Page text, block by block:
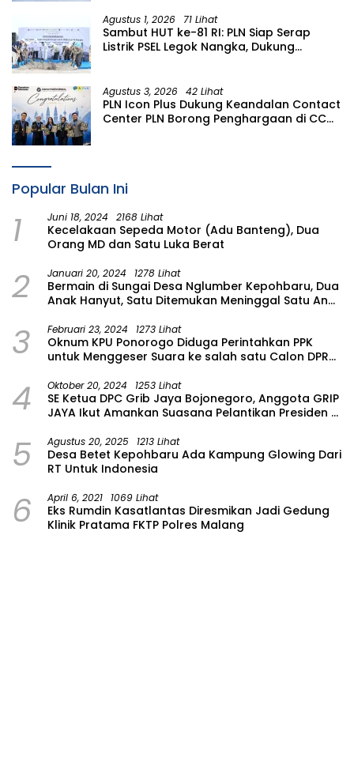
Agustus 1, 2026 71 Lihat
Sambut HUT ke-81 RI: PLN Siap Serap
Listrik PSEL Legok Nangka, Dukung
Agustus 3, 2026 42 Lihat
PLN Icon Plus Dukung Keandalan Contact
Center PLN Borong Penghargaan di CCW
Popular Bulan Ini
1 Juni 18, 2024 2168 Lihat
Kecelakaan Sepeda Motor (Adu Banteng), Dua
Orang MD dan Satu Luka Berat
2 Januari 20, 2024 1278 Lihat
Bermain di Sungai Desa Nglumber Kepohbaru, Dua
Anak Hanyut, Satu Ditemukan Meninggal Satu Anak
3 Februari 23, 2024 1273 Lihat
Oknum KPU Ponorogo Diduga Perintahkan PPK
untuk Menggeser Suara ke salah satu Calon DPRD
4 Oktober 20, 2024 1253 Lihat
SE Ketua DPC Grib Jaya Bojonegoro, Anggota GRIP
JAYA Ikut Amankan Suasana Pelantikan Presiden di
5 Agustus 20, 2025 1213 Lihat
Desa Betet Kepohbaru Ada Kampung Glowing Dari
RT Untuk Indonesia
6 April 6, 2021 1069 Lihat
Eks Rumdin Kasatlantas Diresmikan Jadi Gedung
Klinik Pratama FKTP Polres Malang